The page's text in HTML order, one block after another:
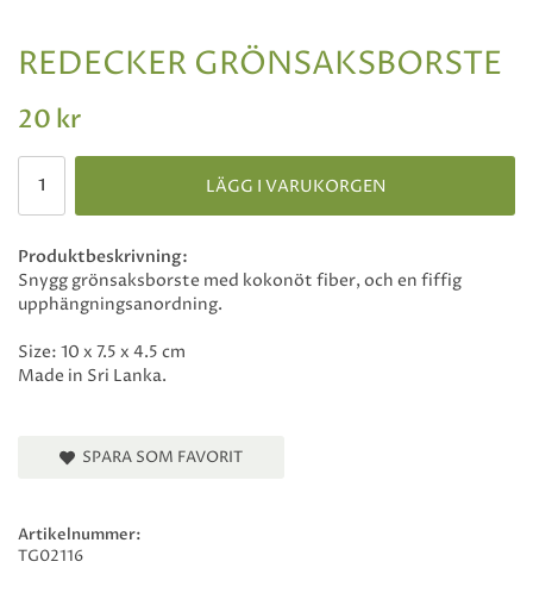
REDECKER GRÖNSAKSBORSTE
20 kr
LÄGG I VARUKORGEN
Produktbeskrivning:
Snygg grönsaksborste med kokonöt fiber, och en fiffig
upphängningsanordning.
Size: 10 x 7.5 x 4.5 cm
Made in Sri Lanka.
SPARA SOM FAVORIT
Artikelnummer:
TG02116